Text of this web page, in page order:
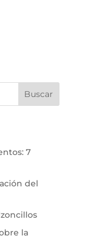
7
del
la